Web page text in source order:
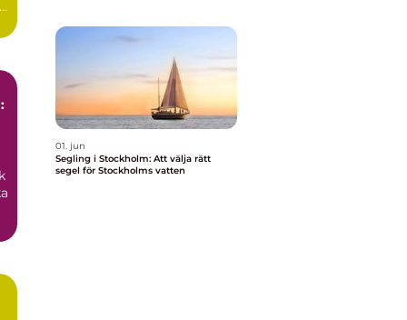
01. jun
Segling i Stockholm: Att välja rätt
segel för Stockholms vatten